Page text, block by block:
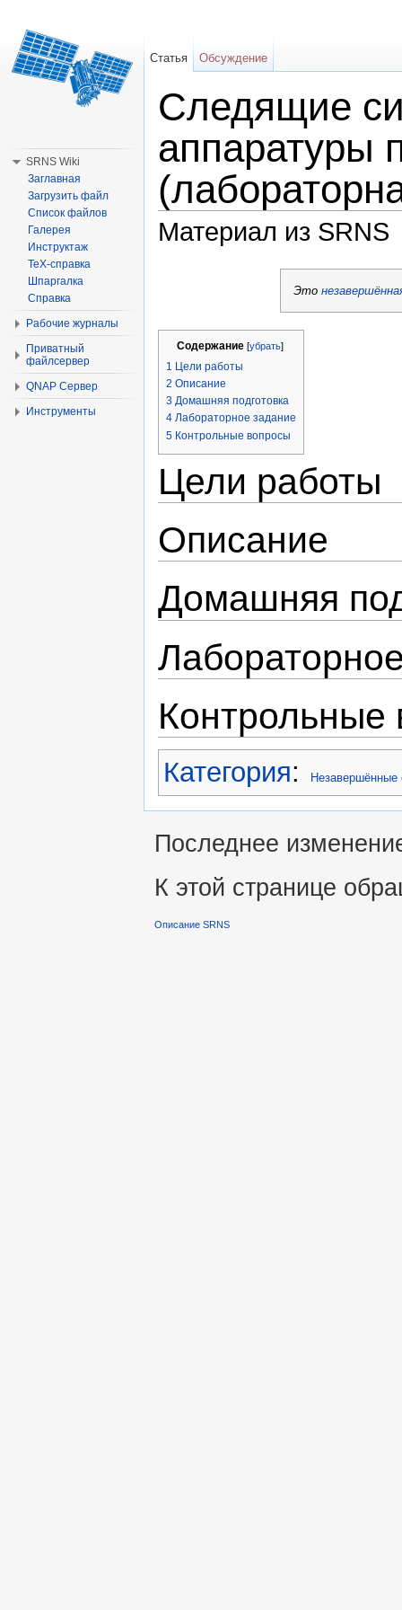
Следящие
аппаратуры
Материал из SRNS
Это
Содержание[убрать]
1 Цели работы
2 Описание
3 Домашняя подготовка
4 Лабораторное задание
5 Контрольные вопросы
Цели работы
Описание
Домашняя
Контрольные
Категория: Незавершённые
Статья Обсуждение
SRNS Wiki
Заглавная
Загрузить файл
Список файлов
Галерея
Инструктаж
TeX-справка
Шпаргалка
Справка
Рабочие журналы
Приватный
файлсервер
QNAP Сервер
Инструменты
Последнее
К этой странице
Описание SRNS